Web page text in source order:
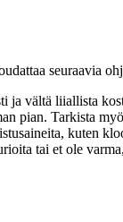
seuraavia
ja vältä liiallista
pian. Tarkista
kuten
tai et ole